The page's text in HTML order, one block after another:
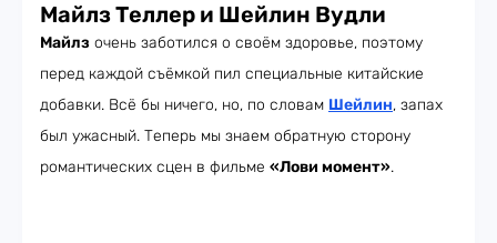
Майлз Теллер и Шейлин Вудли
Майлз очень заботился о своём здоровье, поэтому
перед каждой съёмкой пил специальные китайские
добавки. Всё бы ничего, но, по словам Шейлин, запах
был ужасный. Теперь мы знаем обратную сторону
романтических сцен в фильме «Лови момент».